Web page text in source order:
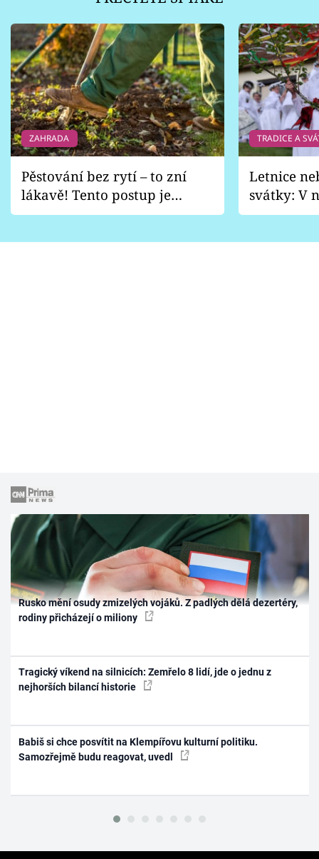
ZAHRADA
Pěstování bez rytí – to zní
lákavě! Tento postup je
vhodný jen pro některé
TRADICE A
Letnice
svátky: V
pondělí
Rusko mění osudy zmizelých vojáků. Z padlých dělá dezertéry,
rodiny přicházejí o miliony
Tragický víkend na silnicích: Zemřelo 8 lidí, jde o jednu z
nejhorších bilancí historie
Babiš si chce posvítit na Klempířovu kulturní politiku.
Samozřejmě budu reagovat, uvedl